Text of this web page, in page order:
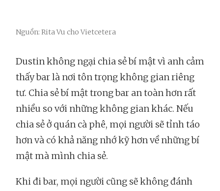
Nguồn: Rita Vu cho Vietcetera
Dustin không ngại chia sẻ bí mật vì anh cảm
thấy bar là nơi tôn trọng không gian riêng
tư. Chia sẻ bí mật trong bar an toàn hơn rất
nhiều so với những không gian khác. Nếu
chia sẻ ở quán cà phê, mọi người sẽ tỉnh táo
hơn và có khả năng nhớ kỹ hơn về những bí
mật mà mình chia sẻ.
Khi đi bar, mọi người cũng sẽ không đánh